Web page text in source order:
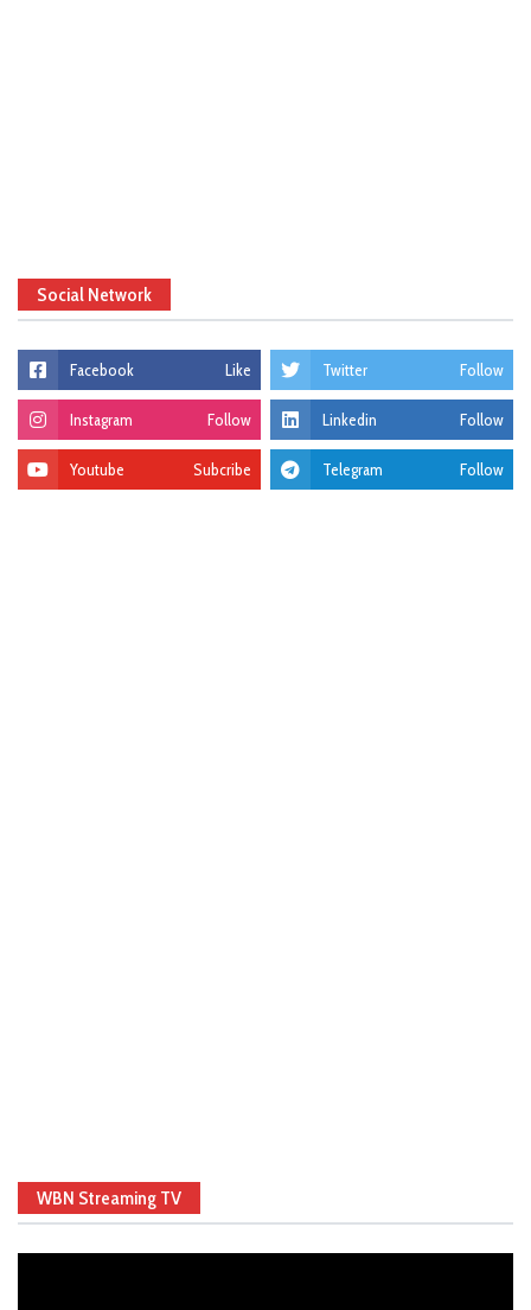
Social Network
Facebook Like Twitter Follow
Instagram Follow Linkedin Follow
Youtube Subcribe Telegram Follow
WBN Streaming TV